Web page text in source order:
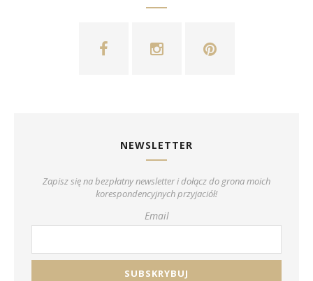
NEWSLETTER
Zapisz się na bezpłatny newsletter i dołącz do grona moich
korespondencyjnych przyjaciół!
Email